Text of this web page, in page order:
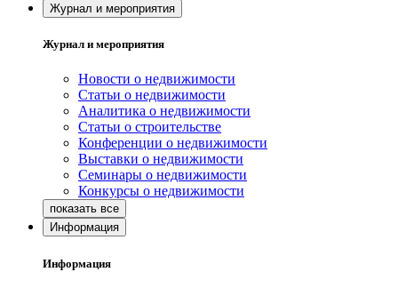
Журнал и мероприятия
Журнал и мероприятия
Новости о недвижимости
Статьи о недвижимости
Аналитика о недвижимости
Статьи о строительстве
Конференции о недвижимости
Выставки о недвижимости
Семинары о недвижимости
Конкурсы о недвижимости
Информация
Информация